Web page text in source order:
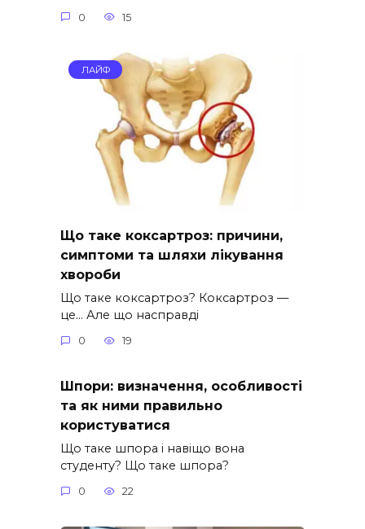
0 15
ЛАЙФ
Що таке коксартроз: причини,
симптоми та шляхи лікування
хвороби
Що таке коксартроз? Коксартроз —
це… Але що насправді
0 19
Шпори: визначення, особливості
та як ними правильно
користуватися
Що таке шпора і навіщо вона
студенту? Що таке шпора?
0 22